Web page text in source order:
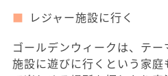
レジャー施設に行く
ゴールデンウィークは、テ
施設に遊びに行くという家庭